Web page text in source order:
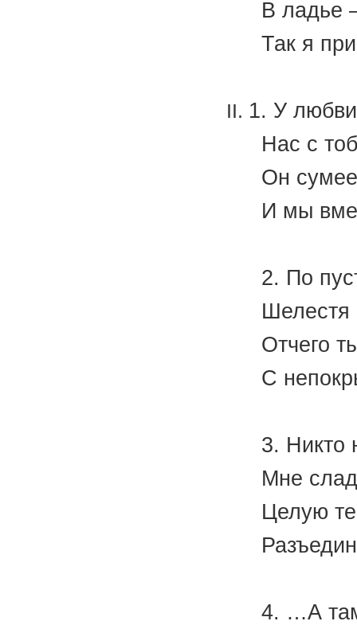
В ладье
Так я
1. У
Нас с
Он
И мы
2. По
Шелестя
Отчего
С
3. Никто
Мне
Целую
4. …А